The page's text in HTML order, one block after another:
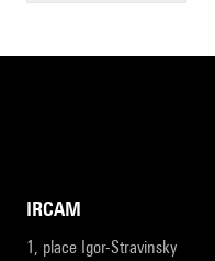
IRCAM
1, place Igor-Stravinsky